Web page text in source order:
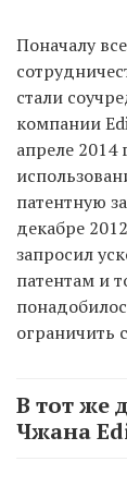
Поначалу
стали
компании
апреле 2014
патентную
декабре
запросил
патентам и
ограничить
В тот же
Чжана